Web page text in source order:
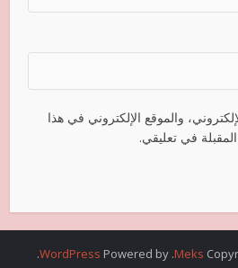
والموقع الإلكتروني في هذا
في تعليقي.
Meks
. Powered by
WordPress
.